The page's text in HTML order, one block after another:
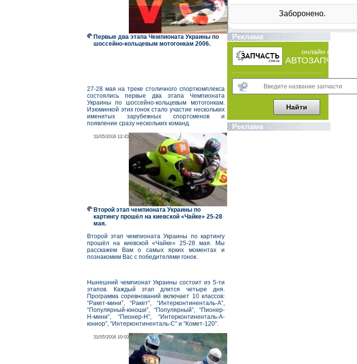
Первые два этапа Чемпионата Украины по
шоссейно-кольцевым мотогонкам 2006.
27-28 мая на треке столичного спорткомплекса
состоялись первые два этапа Чемпионата
Украины по шоссейно-кольцевым мотогонкам.
Изюминкой этих гонок стало участие нескольких
именитых зарубежных спортсменов и
появление сразу нескольких команд.
31/05/2006 12:43
31/05/2006 12:43
Второй этап чемпионата Украины по
картингу прошёл на киевской «Чайке» 25-28
мая.
Второй этап чемпионата Украины по картингу
прошёл на киевской «Чайке» 25-28 мая. Мы
расскажем Вам о самых ярких моментах и
познакомим Вас с победителями гонок.
Нынешний чемпионат Украины состоит из 5-ти
этапов. Каждый этап длится четыре дня.
Программа соревнований включает 10 классов:
“Ракет-мини”, “Ракет”, “Интерконтиненталь-А”,
“Популярный-юноши”, “Популярный”, “Пионер-
Н-мини”, “Пионер-Н”, “Интерконтиненталь-А-
юниор”, “Интерконтиненталь-С” и “Комет-120”.
31/05/2006 10:00
31/05/2006 10:00
Реклама
онлайн поиск
АВТОЗАПЧАСТЕЙ
Реклама